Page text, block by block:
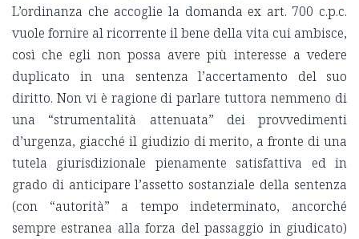
L’ordinanza che accoglie la domanda ex art. 700 c.p.c.
vuole fornire al ricorrente il bene della vita cui ambisce,
così che egli non possa avere più interesse a vedere
duplicato in una sentenza l’accertamento del suo
diritto. Non vi è ragione di parlare tuttora nemmeno di
una “strumentalità attenuata” dei provvedimenti
d’urgenza, giacché il giudizio di merito, a fronte di una
tutela giurisdizionale pienamente satisfattiva ed in
grado di anticipare l’assetto sostanziale della sentenza
(con “autorità” a tempo indeterminato, ancorché
sempre estranea alla forza del passaggio in giudicato)